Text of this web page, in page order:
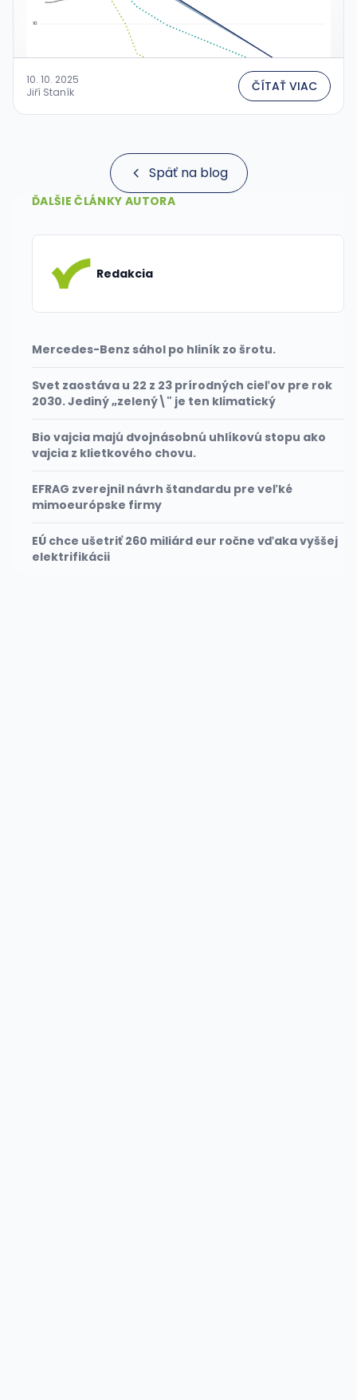
10. 10. 2025
Jiří Staník
ČÍTAŤ VIAC
Späť na blog
ĎALŠIE ČLÁNKY AUTORA
Redakcia
Mercedes-Benz sáhol po hliník zo šrotu.
Svet zaostáva u 22 z 23 prírodných cieľov pre rok
2030. Jediný „zelený\" je ten klimatický
Bio vajcia majú dvojnásobnú uhlíkovú stopu ako
vajcia z klietkového chovu.
EFRAG zverejnil návrh štandardu pre veľké
mimoeurópske firmy
EÚ chce ušetriť 260 miliárd eur ročne vďaka vyššej
elektrifikácii